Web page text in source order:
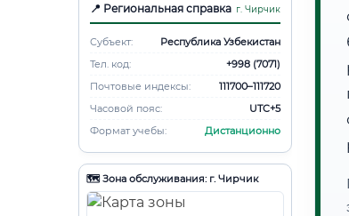
📍 Региональная справка г. Чирчик
Субъект:
Республика Узбекистан
Тел. код:
+998 (7071)
Почтовые индексы:
111700–111720
Часовой пояс:
UTC+5
Формат учебы:
Дистанционно
🗺️ Зона обслуживания: г. Чирчик